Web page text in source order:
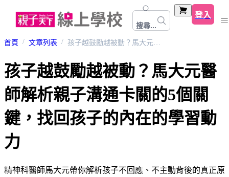
搜尋...
登入
首頁 文章列表 孩子越鼓勵越被動？馬大元醫師解析親子溝通卡關的5個關鍵，找回孩子的內在的學習動力
孩子越鼓勵越被動？馬大元醫
師解析親子溝通卡關的5個關
鍵，找回孩子的內在的學習動
力
精神科醫師馬大元帶你解析孩子不回應、不主動背後的真正原